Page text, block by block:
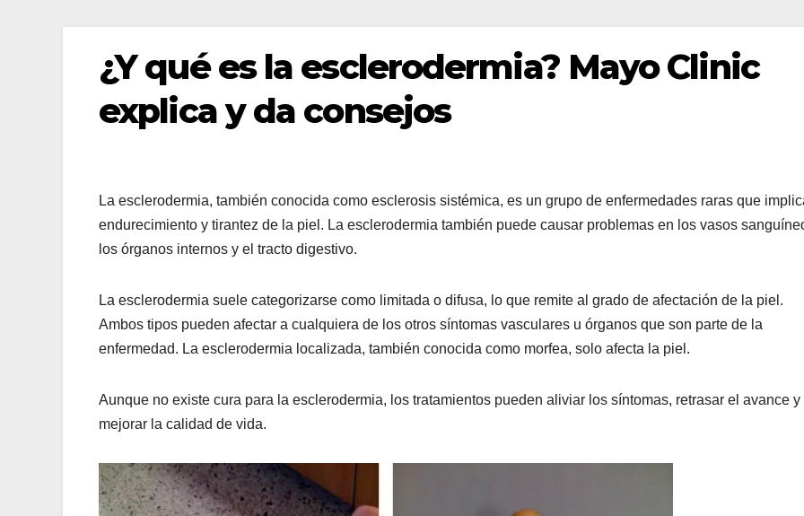
¿Y qué es la esclerodermia? Mayo Clinic
explica y da consejos
La esclerodermia, también conocida como esclerosis sistémica, es un grupo de enfermedades raras que
endurecimiento y tirantez de la piel. La esclerodermia también puede causar problemas en los vasos
los órganos internos y el tracto digestivo.
La esclerodermia suele categorizarse como limitada o difusa, lo que remite al grado de afectación de la piel.
Ambos tipos pueden afectar a cualquiera de los otros síntomas vasculares u órganos que son parte de la
enfermedad. La esclerodermia localizada, también conocida como morfea, solo afecta la piel.
Aunque no existe cura para la esclerodermia, los tratamientos pueden aliviar los síntomas, retrasar el avance y
mejorar la calidad de vida.